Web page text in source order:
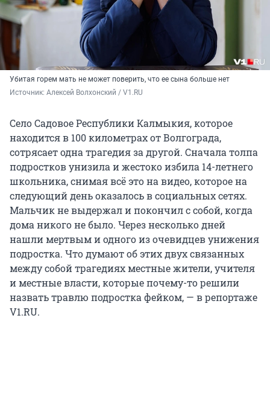
Убитая горем мать не может поверить, что ее сына больше нет
Источник: Алексей Волхонский / V1.RU
Село Садовое Республики Калмыкия, которое
находится в 100 километрахот Волгограда,
сотрясает одна трагедия за другой. Сначала толпа
подростков унизила и жестоко избила 14-летнего
школьника, снимая всё это на видео, которое на
следующий день оказалось в социальных сетях.
Мальчик не выдержал и покончил с собой, когда
дома никого не было. Через несколько дней
нашли мертвым и одного из очевидцев унижения
подростка. Что думают об этих двух связанных
между собой трагедиях местные жители, учителя
и местные власти, которые почему-то решили
назвать травлю подростка фейком, — в репортаже
V1.RU.